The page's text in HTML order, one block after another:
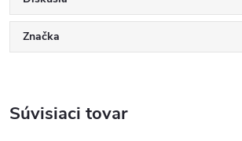
Značka
Súvisiaci tovar